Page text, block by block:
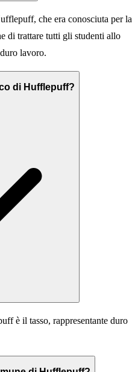
che era conosciuta per la
di trattare tutti gli studenti allo
lavoro.
di Hufflepuff?
è il tasso, rappresentante duro